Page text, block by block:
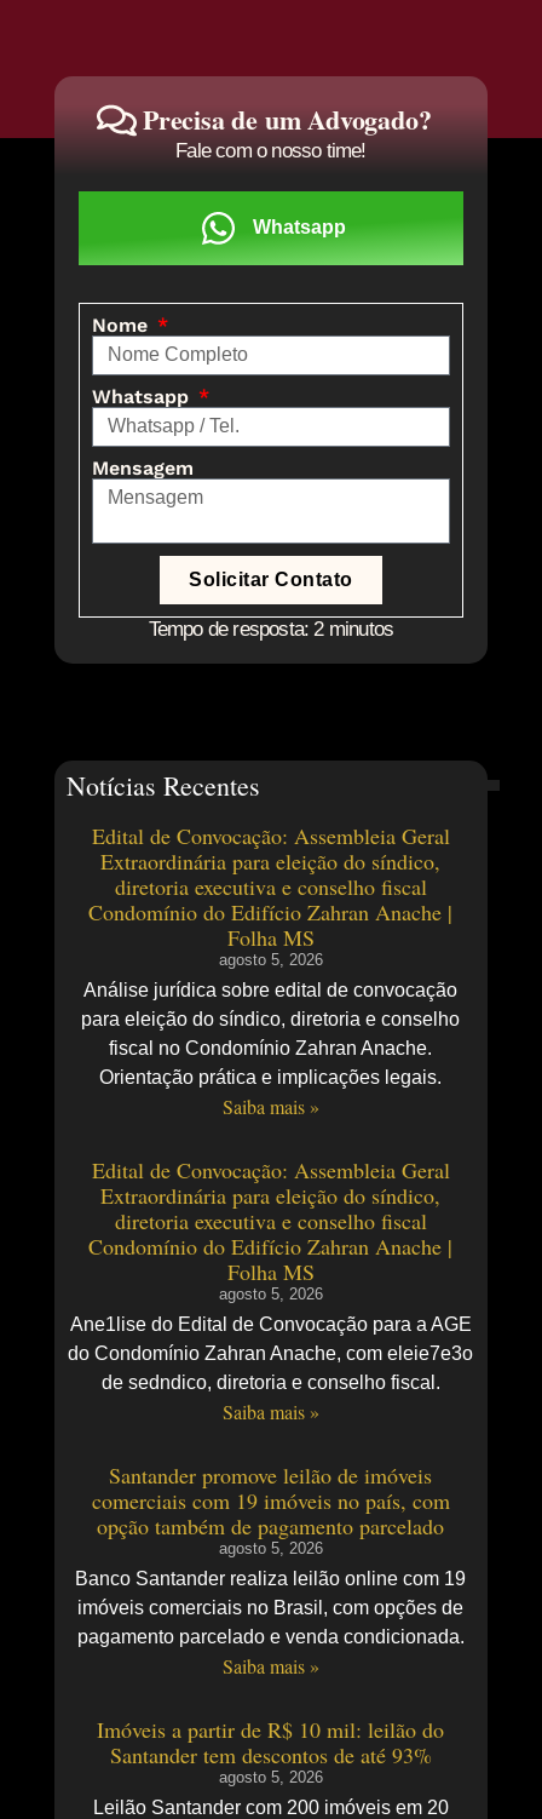
Precisa de um Advogado?
Fale com o nosso time!
Whatsapp
Nome
Whatsapp
Mensagem
Solicitar Contato
Tempo de resposta: 2 minutos
Notícias Recentes
Edital de Convocação: Assembleia Geral
Extraordinária para eleição do síndico,
diretoria executiva e conselho fiscal
Condomínio do Edifício Zahran Anache |
Folha MS
agosto 5, 2026
Análise jurídica sobre edital de convocação
para eleição do síndico, diretoria e conselho
fiscal no Condomínio Zahran Anache.
Orientação prática e implicações legais.
Saiba mais »
Edital de Convocação: Assembleia Geral
Extraordinária para eleição do síndico,
diretoria executiva e conselho fiscal
Condomínio do Edifício Zahran Anache |
Folha MS
agosto 5, 2026
Ane1lise do Edital de Convocação para a AGE
do Condomínio Zahran Anache, com eleie7e3o
de sedndico, diretoria e conselho fiscal.
Saiba mais »
Santander promove leilão de imóveis
comerciais com 19 imóveis no país, com
opção também de pagamento parcelado
agosto 5, 2026
Banco Santander realiza leilão online com 19
imóveis comerciais no Brasil, com opções de
pagamento parcelado e venda condicionada.
Saiba mais »
Imóveis a partir de R$ 10 mil: leilão do
Santander tem descontos de até 93%
agosto 5, 2026
Leilão Santander com 200 imóveis em 20